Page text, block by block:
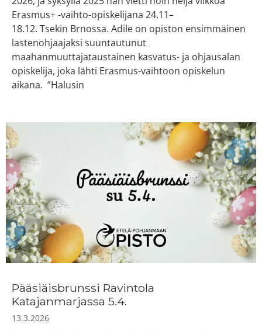
Erasmus+ -vaihto-opiskelijana 24.11–
18.12. Tsekin Brnossa. Adile on opiston ensimmäinen
lastenohjaajaksi suuntautunut
maahanmuuttajataustainen kasvatus- ja ohjausalan
opiskelija, joka lähti Erasmus-vaihtoon opiskelun
aikana. ”Halusin
Pääsiäisbrunssi Ravintola
Katajanmarjassa 5.4.
13.3.2026